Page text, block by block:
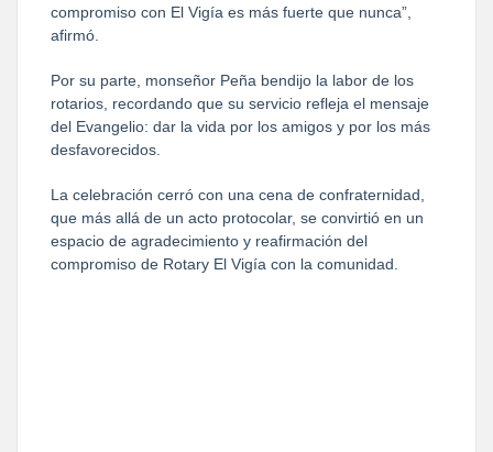
compromiso con El Vigía es más fuerte que nunca”,
afirmó.
Por su parte, monseñor Peña bendijo la labor de los
rotarios, recordando que su servicio refleja el mensaje
del Evangelio: dar la vida por los amigos y por los más
desfavorecidos.
La celebración cerró con una cena de confraternidad,
que más allá de un acto protocolar, se convirtió en un
espacio de agradecimiento y reafirmación del
compromiso de Rotary El Vigía con la comunidad.